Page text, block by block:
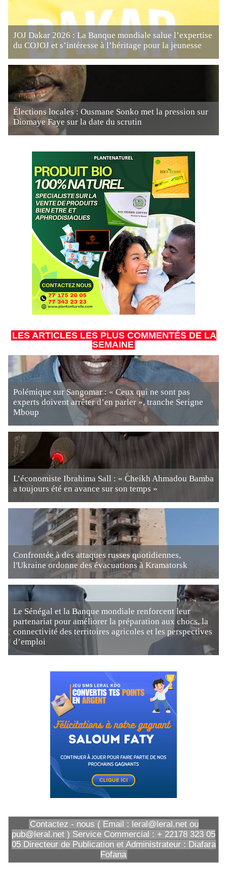
JOJ Dakar 2026 : La Banque mondiale salue l’expertise
du COJOJ et s’intéresse à l’héritage pour la jeunesse
Élections locales : Ousmane Sonko met la pression sur
Diomaye Faye sur la date du scrutin
LES ARTICLES LES PLUS COMMENTÉS DE LA
SEMAINE
Polémique sur Sangomar : « Ceux qui ne sont pas
experts doivent arrêter d’en parler », tranche Serigne
Mboup
L’économiste Ibrahima Sall : « Cheikh Ahmadou Bamba
a toujours été en avance sur son temps »
Confrontée à des attaques russes quotidiennes,
l'Ukraine ordonne des évacuations à Kramatorsk
Le Sénégal et la Banque mondiale renforcent leur
partenariat pour améliorer la préparation aux chocs, la
connectivité des territoires agricoles et les perspectives
d’emploi
Contactez - nous ( Email : leral@leral.net ou
pub@leral.net ) Service Commercial : + 22178 323 05
05 Directeur de Publication et Administrateur : Diafara
Fofana